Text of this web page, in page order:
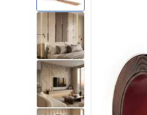
Vonios dušo padėklai
Linijiniai dušo kanalai
Tualetai